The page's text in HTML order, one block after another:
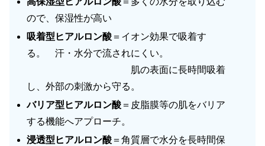
ので、保湿性が高い
吸着型ヒアルロン酸 ＝イオン効果で吸着す
る。 汗・水分で流されにくい。
肌の表面に長時間吸着
し、外部の刺激から守る。
バリア型ヒアルロン酸 ＝皮脂膜等の肌をバリア
する機能へアプローチ。
浸透型ヒアルロン酸 ＝角質層で水分を長時間保